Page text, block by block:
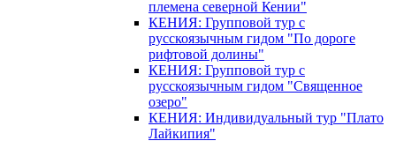
племена северной Кении"
КЕНИЯ: Групповой тур с
русскоязычным гидом "По дороге
рифтовой долины"
КЕНИЯ: Групповой тур с
русскоязычным гидом "Священное
озеро"
КЕНИЯ: Индивидуальный тур "Плато
Лайкипия"